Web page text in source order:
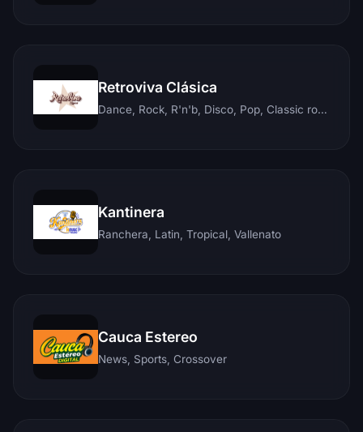
Retroviva Clásica
Dance, Rock, R'n'b, Disco, Pop, Classic rock, Techno, Reggae
Kantinera
Ranchera, Latin, Tropical, Vallenato
Cauca Estereo
News, Sports, Crossover